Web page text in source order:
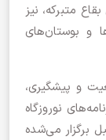
متبرکه، نیز
و بوستان‌های
و پیشگیری،
نوروزگاه
برگزار می‌شده